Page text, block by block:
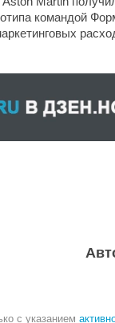
командой
с указанием